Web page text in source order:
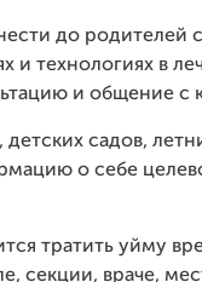
до родителей
и технологиях в
и общение с
детских садов,
о себе
тратить уйму
секции, враче,